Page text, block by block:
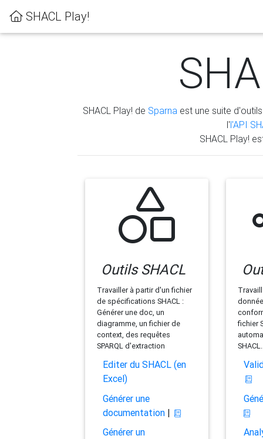
SHACL Play!
SHACL Play! de Sparna est une suite
l'l'API
SHACL Play!
Outils SHACL
Travailler à partir d'un fichier
de spécifications SHACL :
Générer une doc, un
diagramme, un fichier de
context, des requêtes
SPARQL d'extraction
Editer du SHACL (en
Excel)
Générer une
documentation|
Générer un
fichier
SHACL.